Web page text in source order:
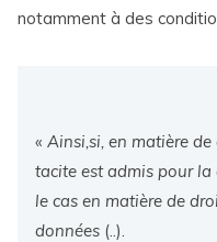
notamment à des
« Ainsi,si, en matière
tacite est admis pour la
le cas en matière de
données (..).